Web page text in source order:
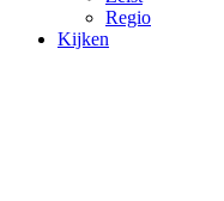
Regio
Kijken